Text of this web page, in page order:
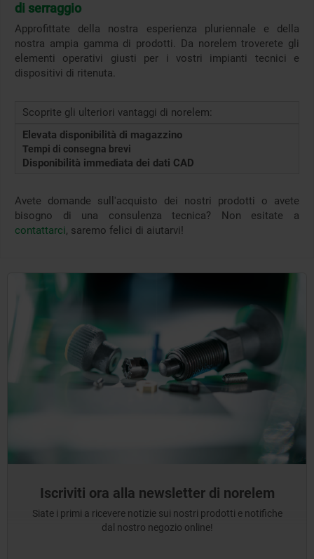
di serraggio
Approfittate della nostra esperienza pluriennale e della
nostra ampia gamma di prodotti. Da norelem troverete gli
elementi operativi giusti per i vostri impianti tecnici e
dispositivi di ritenuta.
Scoprite gli ulteriori vantaggi di norelem:
Elevata disponibilità di magazzino
Tempi di consegna brevi
Disponibilità immediata dei dati CAD
Avete domande sull'acquisto dei nostri prodotti o avete
bisogno di una consulenza tecnica? Non esitate a
contattarci, saremo felici di aiutarvi!
Iscriviti ora alla newsletter di norelem
Siate i primi a ricevere notizie sui nostri prodotti e notifiche
dal nostro negozio online!